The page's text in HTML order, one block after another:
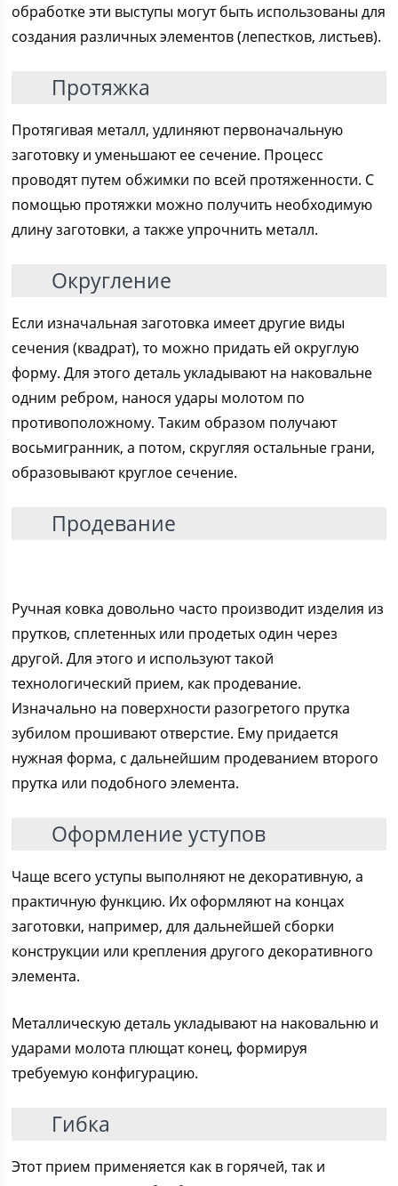
обработке эти выступы могут быть использованы для
создания различных элементов (лепестков, листьев).
Протяжка
Протягивая металл, удлиняют первоначальную
заготовку и уменьшают ее сечение. Процесс
проводят путем обжимки по всей протяженности. С
помощью протяжки можно получить необходимую
длину заготовки, а также упрочнить металл.
Округление
Если изначальная заготовка имеет другие виды
сечения (квадрат), то можно придать ей округлую
форму. Для этого деталь укладывают на наковальне
одним ребром, нанося удары молотом по
противоположному. Таким образом получают
восьмигранник, а потом, скругляя остальные грани,
образовывают круглое сечение.
Продевание
Ручная ковка довольно часто производит изделия из
прутков, сплетенных или продетых один через
другой. Для этого и используют такой
технологический прием, как продевание.
Изначально на поверхности разогретого прутка
зубилом прошивают отверстие. Ему придается
нужная форма, с дальнейшим продеванием второго
прутка или подобного элемента.
Оформление уступов
Чаще всего уступы выполняют не декоративную, а
практичную функцию. Их оформляют на концах
заготовки, например, для дальнейшей сборки
конструкции или крепления другого декоративного
элемента.
Металлическую деталь укладывают на наковальню и
ударами молота плющат конец, формируя
требуемую конфигурацию.
Гибка
Этот прием применяется как в горячей, так и